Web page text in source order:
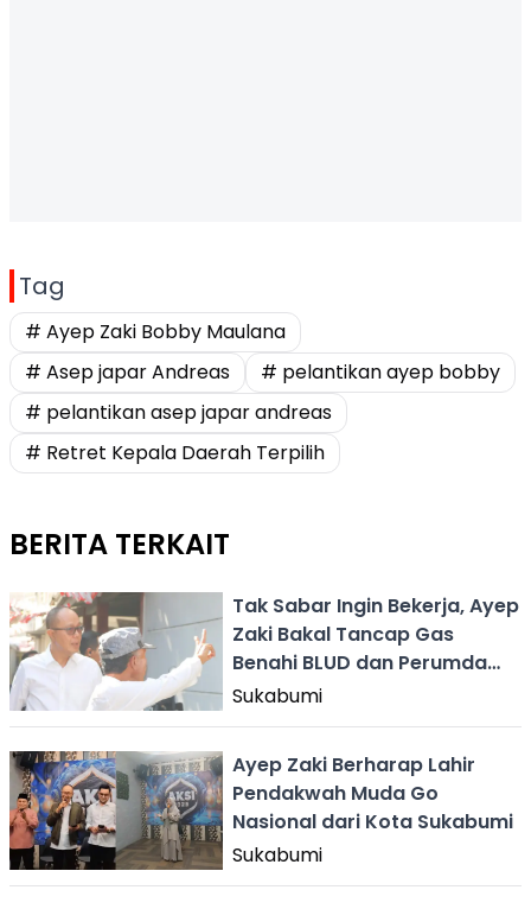
Tag
# Ayep Zaki Bobby Maulana
# Asep japar Andreas
# pelantikan ayep bobby
# pelantikan asep japar andreas
# Retret Kepala Daerah Terpilih
BERITA TERKAIT
Tak Sabar Ingin Bekerja, Ayep
Zaki Bakal Tancap Gas
Benahi BLUD dan Perumda
Usai Dilantik
Sukabumi
Ayep Zaki Berharap Lahir
Pendakwah Muda Go
Nasional dari Kota Sukabumi
Sukabumi